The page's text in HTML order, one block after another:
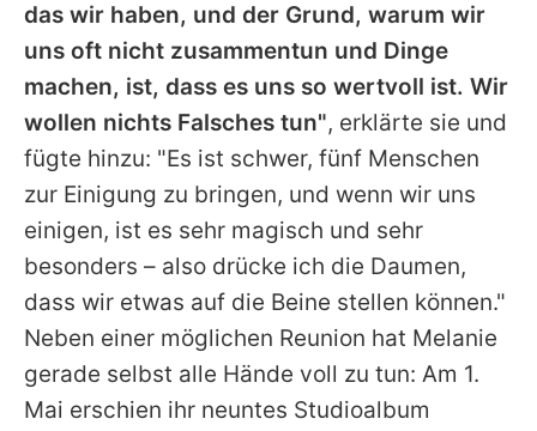
das wir haben, und der Grund, warum wir
uns oft nicht zusammentun und Dinge
machen, ist, dass es uns so wertvoll ist. Wir
wollen nichts Falsches tun", erklärte sie und
fügte hinzu: "Es ist schwer, fünf Menschen
zur Einigung zu bringen, und wenn wir uns
einigen, ist es sehr magisch und sehr
besonders – also drücke ich die Daumen,
dass wir etwas auf die Beine stellen können."
Neben einer möglichen Reunion hat Melanie
gerade selbst alle Hände voll zu tun: Am 1.
Mai erschien ihr neuntes Studioalbum